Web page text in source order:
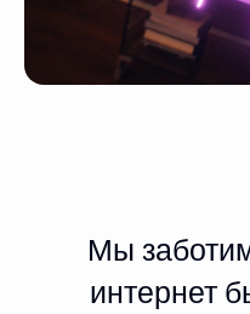
Мы
интернет